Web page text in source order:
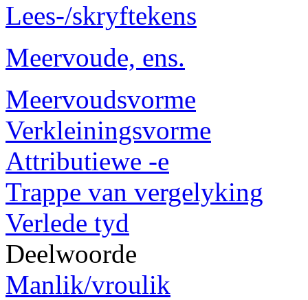
Lees-/skryftekens
Meervoude, ens.
Meervoudsvorme
Verkleiningsvorme
Attributiewe -e
Trappe van vergelyking
Verlede tyd
Deelwoorde
Manlik/vroulik